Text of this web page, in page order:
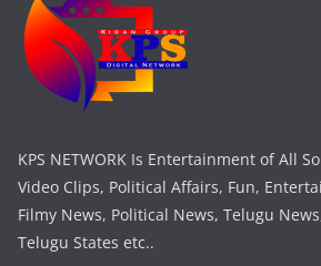
KPS NETWORK Is Entertainment of All
Video Clips, Political Affairs, Fun,
Filmy News, Political News, Telugu
Telugu States etc..